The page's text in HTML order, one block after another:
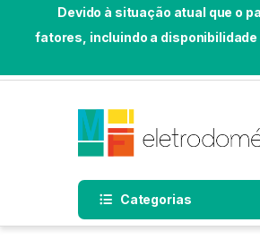
Devido à situação atual que o
fatores, incluindo a
Categorias